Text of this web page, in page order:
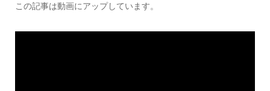
この記事は動画にアップしています。